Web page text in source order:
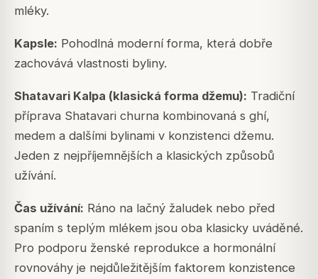
mléky.
Kapsle: Pohodlná moderní forma, která dobře
zachovává vlastnosti byliny.
Shatavari Kalpa (klasická forma džemu): Tradiční
příprava Shatavari churna kombinovaná s ghí,
medem a dalšími bylinami v konzistenci džemu.
Jeden z nejpříjemnějších a klasických způsobů
užívání.
Čas užívání: Ráno na lačný žaludek nebo před
spaním s teplým mlékem jsou oba klasicky uváděné.
Pro podporu ženské reprodukce a hormonální
rovnováhy je nejdůležitějším faktorem konzistence